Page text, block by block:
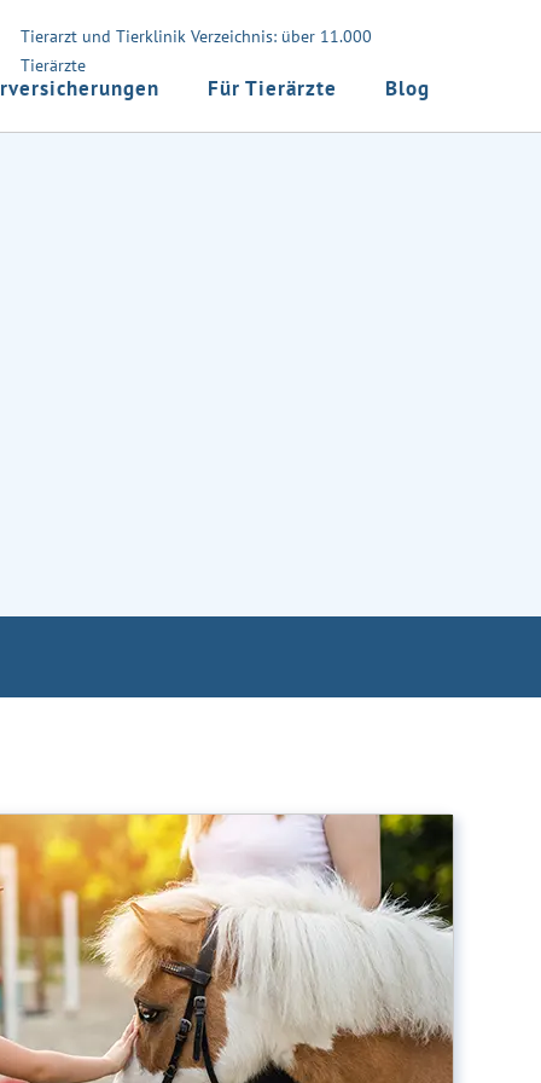
Tierarzt und Tierklinik Verzeichnis: über 11.000
Tierärzte
Für Tierärzte Blog